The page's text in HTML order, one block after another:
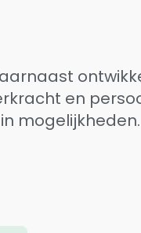
en
mogelijkheden.